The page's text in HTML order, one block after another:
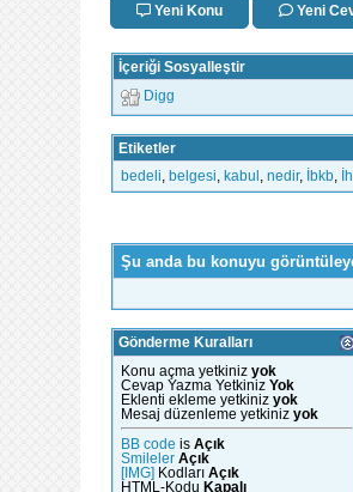
Yeni Konu Yeni
İçeriği Sosyalleştir
Digg
Etiketler
bedeli
belgesi kabul nedir, İbkb,
Şu anda bu konuyu
Gönderme Kuralları
Konu açma yetkiniz yok
Cevap Yazma Yetkiniz Yok
Eklenti ekleme yetkiniz yok
Mesaj düzenleme yetkiniz yok
BB code is Açık
Smileler Açık
[IMG]
Kodları Açık
HTML-Kodu Kapalı